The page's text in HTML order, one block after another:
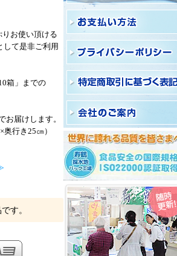
お使い頂ける
して是非ご利用
箱」までの
届けします。
奥行き25㎝）
す。